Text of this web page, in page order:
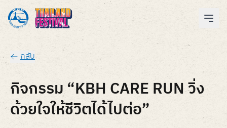
กลับ
กิจกรรม “KBH CARE RUN วิ่ง
ด้วยใจให้ชีวิตได้ไปต่อ”